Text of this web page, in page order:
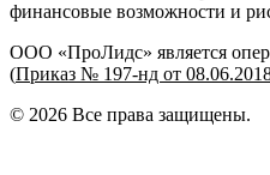
финансовые возможности и
ООО «ПроЛидс» является
(Приказ № 197-нд от
© 2026 Все права защищены.